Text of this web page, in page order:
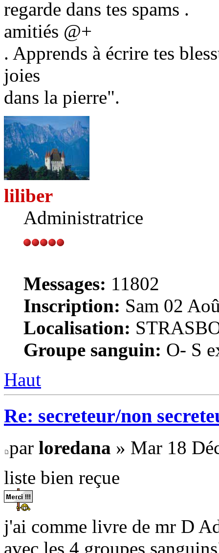
regarde dans tes spams .
amitiés @+
. Apprends à écrire tes
joies
dans la pierre".
liliber
Administratrice
Messages: 11802
Inscription: Sam 02
Localisation:
Groupe sanguin: O- S
Haut
Re: secreteur/non
par loredana » Mar 18
liste bien reçue
j'ai comme livre de mr D
avec les 4 groupes